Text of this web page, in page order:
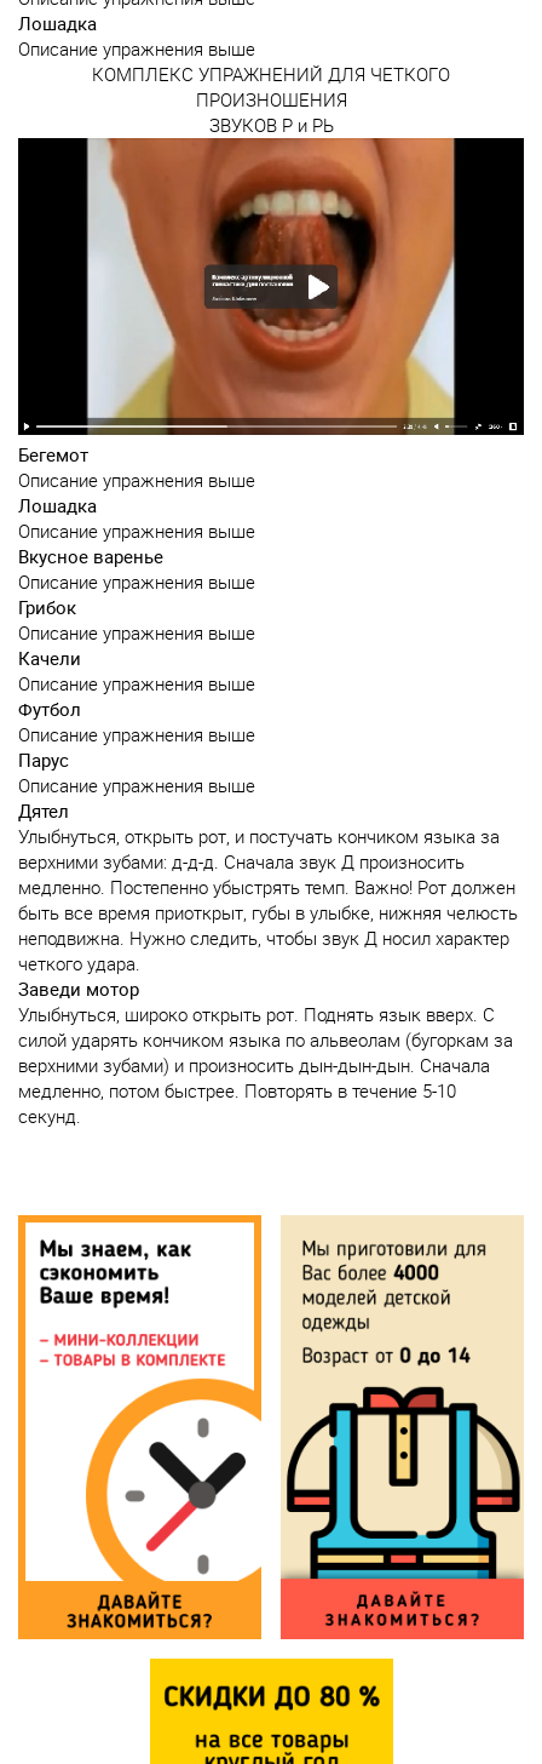
Лошадка
Описание упражнения выше
КОМПЛЕКС УПРАЖНЕНИЙ ДЛЯ ЧЕТКОГО
ПРОИЗНОШЕНИЯ
ЗВУКОВ P и PЬ
Бегемот
Описание упражнения выше
Лошадка
Описание упражнения выше
Вкусное варенье
Описание упражнения выше
Грибок
Описание упражнения выше
Качели
Описание упражнения выше
Футбол
Описание упражнения выше
Парус
Описание упражнения выше
Дятел
Улыбнуться, открыть рот, и постучать кончиком языка за
верхними зубами: д-д-д. Сначала звук Д произносить
медленно. Постепенно убыстрять темп. Важно! Рот должен
быть все время приоткрыт, губы в улыбке, нижняя челюсть
неподвижна. Нужно следить, чтобы звук Д носил характер
четкого удара.
Заведи мотор
Улыбнуться, широко открыть рот. Поднять язык вверх. С
силой ударять кончиком языка по альвеолам (бугоркам за
верхними зубами) и произносить дын-дын-дын. Сначала
медленно, потом быстрее. Повторять в течение 5-10
секунд.